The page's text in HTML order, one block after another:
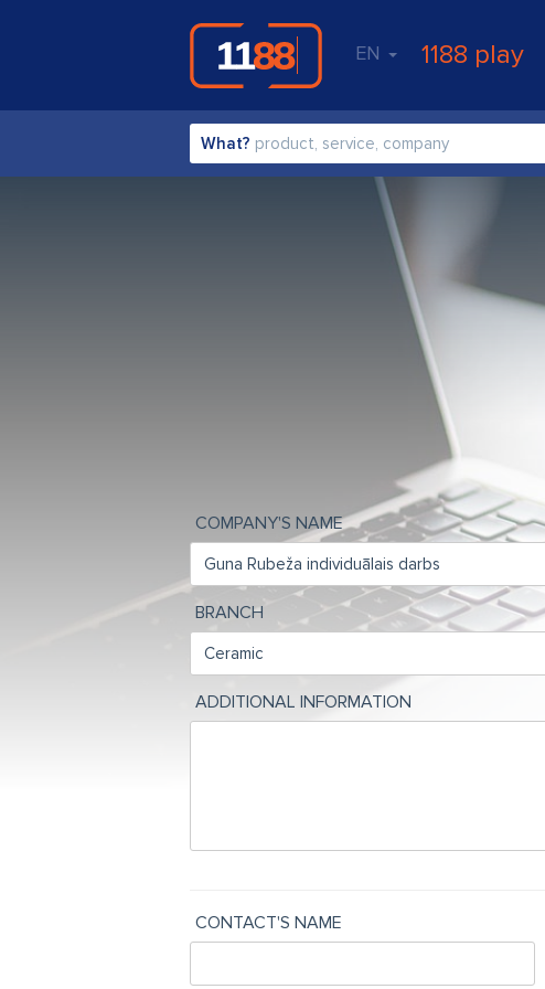
EN 1188 play
What?
COMPANY'S NAME
BRANCH
ADDITIONAL INFORMATION
CONTACT'S NAME